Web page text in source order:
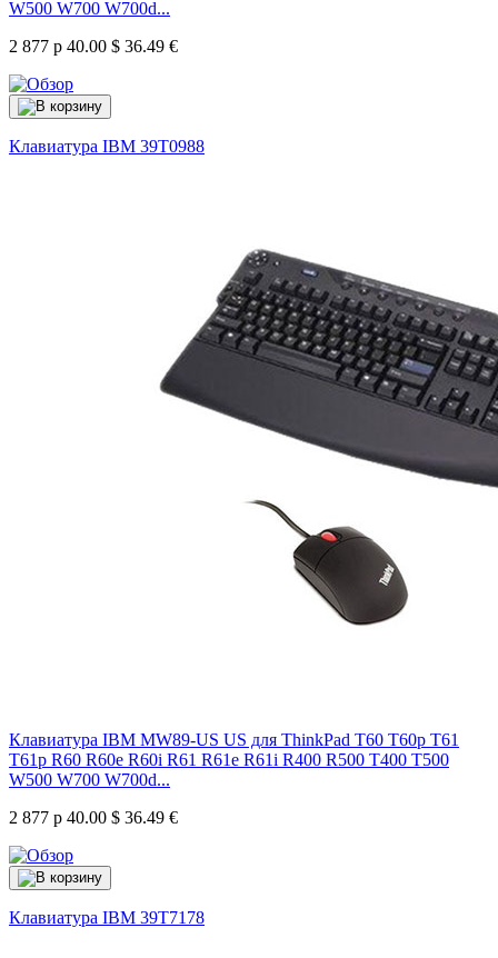
W500 W700 W700d...
2 877 р 40.00 $ 36.49 €
Клавиатура IBM 39T0988
Клавиатура IBM MW89-US US для ThinkPad T60 T60p T61
T61p R60 R60e R60i R61 R61e R61i R400 R500 T400 T500
W500 W700 W700d...
2 877 р 40.00 $ 36.49 €
Клавиатура IBM 39T7178